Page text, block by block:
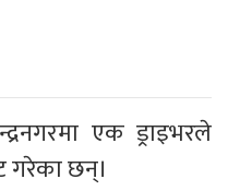
एक ड्राइभरले
छन्।